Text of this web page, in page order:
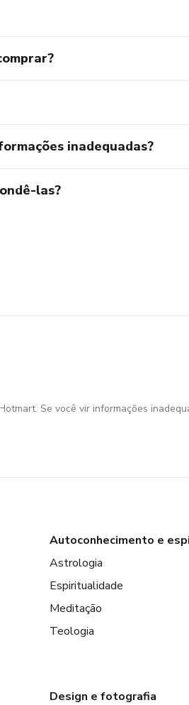
inadequadas?
las?
Se você vir informações
Autoconhecimento e
Astrologia
Espiritualidade
Meditação
Teologia
Design e fotografia